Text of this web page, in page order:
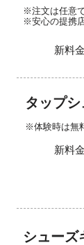
※注文は任意
※安心の提携
新料金
タップ
※体験時は無
新料金
シューズ